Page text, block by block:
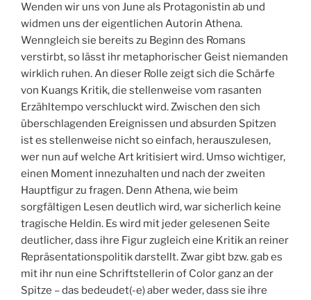
Wenden wir uns von June als Protagonistin ab und
widmen uns der eigentlichen Autorin Athena.
Wenngleich sie bereits zu Beginn des Romans
verstirbt, so lässt ihr metaphorischer Geist niemanden
wirklich ruhen. An dieser Rolle zeigt sich die Schärfe
von Kuangs Kritik, die stellenweise vom rasanten
Erzähltempo verschluckt wird. Zwischen den sich
überschlagenden Ereignissen und absurden Spitzen
ist es stellenweise nicht so einfach, herauszulesen,
wer nun auf welche Art kritisiert wird. Umso wichtiger,
einen Moment innezuhalten und nach der zweiten
Hauptfigur zu fragen. Denn Athena, wie beim
sorgfältigen Lesen deutlich wird, war sicherlich keine
tragische Heldin. Es wird mit jeder gelesenen Seite
deutlicher, dass ihre Figur zugleich eine Kritik an reiner
Repräsentationspolitik darstellt. Zwar gibt bzw. gab es
mit ihr nun eine Schriftstellerin of Color ganz an der
Spitze – das bedeudet(-e) aber weder, dass sie ihre